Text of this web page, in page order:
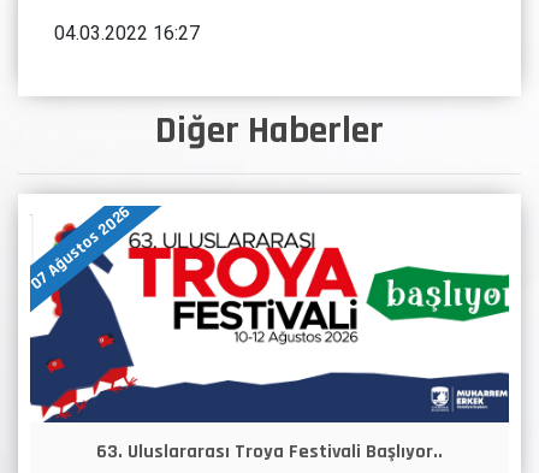
Diğer Haberler
07 Ağustos 2026
63. Uluslararası Troya Festivali Başlıyor..
04.03.2022 16:27